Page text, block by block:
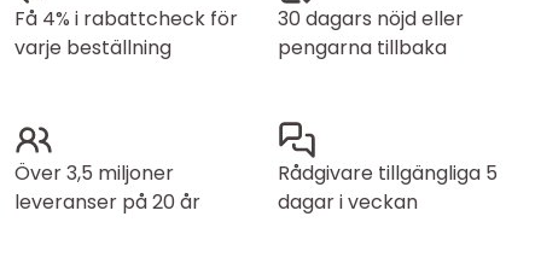
Få 4% i rabattcheck för
varje beställning
30 dagars nöjd eller
pengarna tillbaka
Över 3,5 miljoner
leveranser på 20 år
Rådgivare tillgängliga 5
dagar i veckan